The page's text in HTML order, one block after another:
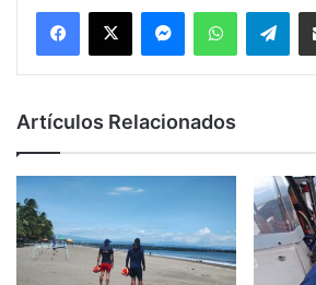
MessengerWhatsApp
Artículos Relacionados